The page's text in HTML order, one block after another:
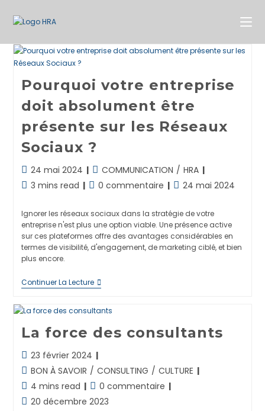
Pourquoi votre entreprise
doit absolument être
présente sur les Réseaux
Sociaux ?
Dernière
modification
publication :
24 mai 2024
Post
category:
COMMUNICATION / HRA
Temps
lecture :
3 mins read
Commentaires
la
publication :
0 commentaire
Publication
24 mai 2024
Ignorer les réseaux sociaux dans la stratégie de votre
entreprise n'est plus une option viable. Une présence active
sur ces plateformes offre des avantages considérables en
termes de visibilité, d'engagement, de marketing ciblé, et bien
plus encore.
Continuer La LecturePourquoi
Votre
Doit
Être
Présente
Sur
Les
Réseaux
Sociaux
?
La force des consultants
Dernière
modification
de
la
publication :
23 février 2024
Post
category:
BON À SAVOIR / CONSULTING / CULTURE
Temps
de
4 mins read
Commentaires
de
0 commentaire
Publication
20 décembre 2023